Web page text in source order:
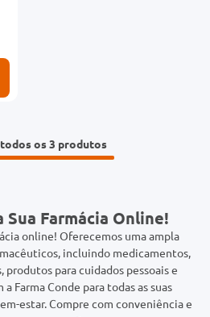
os 3
Sua Farmácia Online!
online! Oferecemos uma ampla
incluindo medicamentos,
para cuidados pessoais e
Farma Conde para todas as suas
estar. Compre com conveniência e